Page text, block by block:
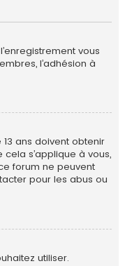
vous
l’adhésion à
ans doivent obtenir
s’applique à vous,
forum ne peuvent
pour les abus ou
utiliser.